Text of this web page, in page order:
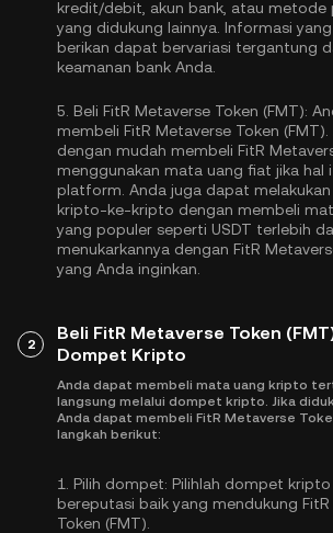
kredit/debit, akun bank, atau metode
yang didukung lainnya. Informasi
berikan dapat bervariasi tergantung
keamanan bank Anda.
5. Beli FitR Metaverse Token (FMT):
membeli FitR Metaverse Token
dengan mudah membeli FitR
menggunakan mata uang fiat jika hal
platform. Anda juga dapat
kripto-ke-kripto dengan membeli
yang populer seperti USDT terlebih
menukarkannya dengan FitR
yang Anda inginkan.
2
Beli FitR Metaverse Token
Dompet Kripto
Anda dapat membeli mata uang kripto
langsung melalui dompet kripto. Jika
Anda dapat membeli FitR Metaverse
langkah berikut:
1. Pilih dompet: Pilihlah dompet
bereputasi baik yang mendukung
Token (FMT).